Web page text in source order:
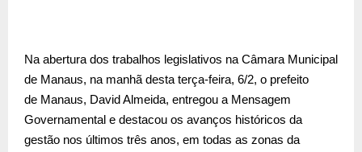
Na abertura dos trabalhos legislativos na Câmara Municipal
de Manaus, na manhã desta terça-feira, 6/2, o prefeito
de Manaus, David Almeida, entregou a Mensagem
Governamental e destacou os avanços históricos da
gestão nos últimos três anos, em todas as zonas da